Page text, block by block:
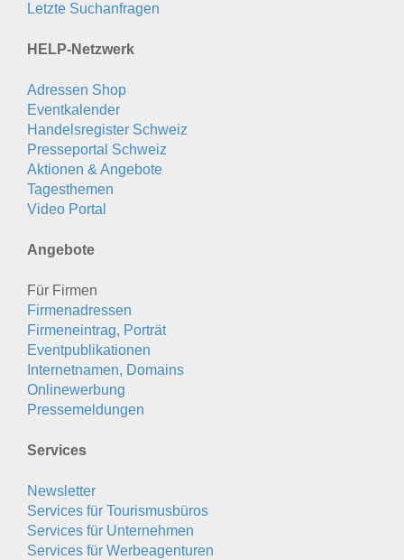
Letzte Suchanfragen
HELP-Netzwerk
Adressen Shop
Eventkalender
Handelsregister Schweiz
Presseportal Schweiz
Aktionen & Angebote
Tagesthemen
Video Portal
Angebote
Für Firmen
Firmenadressen
Firmeneintrag, Porträt
Eventpublikationen
Internetnamen, Domains
Onlinewerbung
Pressemeldungen
Services
Newsletter
Services für Tourismusbüros
Services für Unternehmen
Services für Werbeagenturen